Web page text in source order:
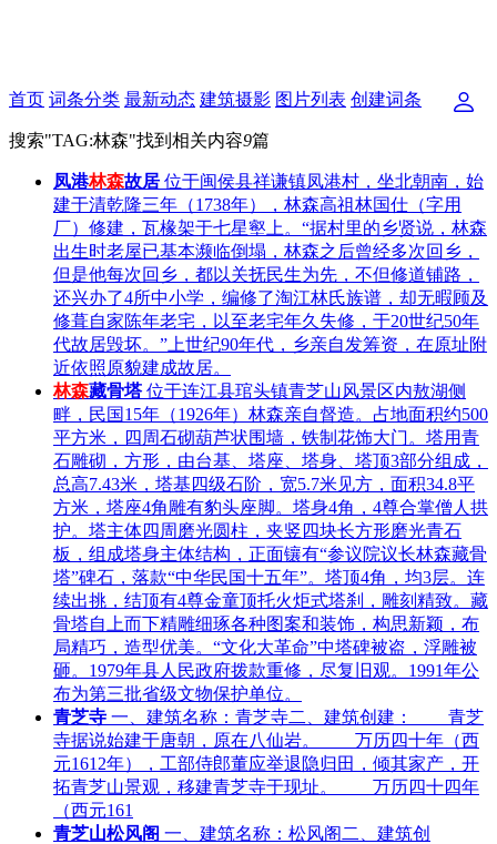
首页 词条分类 最新动态 建筑摄影 图片列表 创建词条
搜索"TAG:林森"找到相关内容9篇
凤港林森故居 位于闽侯县祥谦镇凤港村，坐北朝南，始
建于清乾隆三年（1738年），林森高祖林国仕（字用
厂）修建，瓦椽架于七星壑上。“据村里的乡贤说，林森
出生时老屋已基本濒临倒塌，林森之后曾经多次回乡，
但是他每次回乡，都以关抚民生为先，不但修道铺路，
还兴办了4所中小学，编修了淘江林氏族谱，却无暇顾及
修葺自家陈年老宅，以至老宅年久失修，于20世纪50年
代故居毁坏。”上世纪90年代，乡亲自发筹资，在原址附
近依照原貌建成故居。
林森藏骨塔 位于连江县琯头镇青芝山风景区内敖湖侧
畔，民国15年（1926年）林森亲自督造。占地面积约500
平方米，四周石砌葫芦状围墙，铁制花饰大门。塔用青
石雕砌，方形，由台基、塔座、塔身、塔顶3部分组成，
总高7.43米，塔基四级石阶，宽5.7米见方，面积34.8平
方米，塔座4角雕有豹头座脚。塔身4角，4尊合掌僧人拱
护。塔主体四周磨光圆柱，夹竖四块长方形磨光青石
板，组成塔身主体结构，正面镶有“参议院议长林森藏骨
塔”碑石，落款“中华民国十五年”。塔顶4角，均3层。连
续出挑，结顶有4尊金童顶托火炬式塔刹，雕刻精致。藏
骨塔自上而下精雕细琢各种图案和装饰，构思新颖，布
局精巧，造型优美。“文化大革命”中塔碑被盗，浮雕被
砸。1979年县人民政府拨款重修，尽复旧观。1991年公
布为第三批省级文物保护单位。
青芝寺 一、建筑名称：青芝寺二、建筑创建： 青芝
寺据说始建于唐朝，原在八仙岩。 万历四十年（西
元1612年），工部侍郎董应举退隐归田，倾其家产，开
拓青芝山景观，移建青芝寺于现址。 万历四十四年
（西元161
青芝山松风阁 一、建筑名称：松风阁二、建筑创